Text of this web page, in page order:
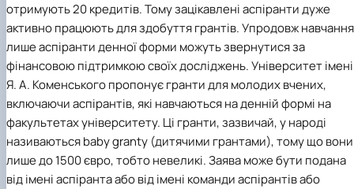
отримують 20 кредитів. Тому зацікавлені аспіранти дуже
активно працюють для здобуття грантів. Упродовж навчання
лише аспіранти денної форми можуть звернутися за
фінансовою підтримкою своїх досліджень. Університет імені
Я. А. Коменського пропонує гранти для молодих вчених,
включаючи аспірантів, які навчаються на денній формі на
факультетах університету. Ці гранти, зазвичай, у народі
називаються baby granty (дитячими грантами), тому що вони
лише до 1500 євро, тобто невеликі. Заява може бути подана
від імені аспіранта або від імені команди аспірантів або